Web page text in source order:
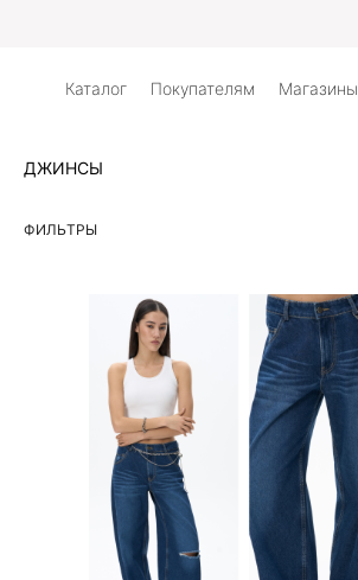
Каталог Покупателям Магазины
ДЖИНСЫ
ФИЛЬТРЫ